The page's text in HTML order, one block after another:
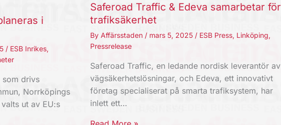
i
/ ESB Inrikes,
som drivs
Norrköpings
ut av EU:s
Saferoad Traffic & Edeva samarbetar för
trafiksäkerhet
By Affärsstaden / mars 5, 2025 / ESB Press, Linköping,
Pressrelease
Saferoad Traffic, en ledande nordisk leverantör av
vägsäkerhetslösningar, och Edeva, ett innovativt
företag specialiserat på smarta trafiksystem, har
inlett ett…